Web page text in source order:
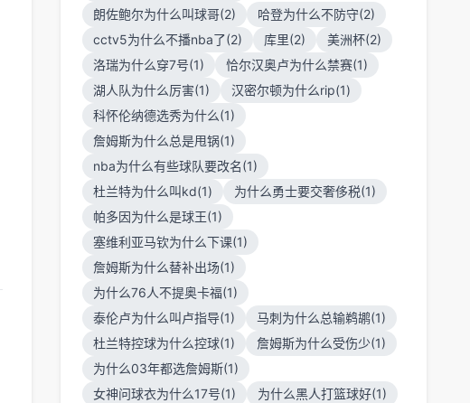
朗佐鲍尔为什么叫球哥(2)
哈登为什么不防守(2)
cctv5为什么不播nba了(2)
库里(2)
美洲杯(2)
洛瑞为什么穿7号(1)
恰尔汉奥卢为什么禁赛(1)
湖人队为什么厉害(1)
汉密尔顿为什么rip(1)
科怀伦纳德选秀为什么(1)
詹姆斯为什么总是甩锅(1)
nba为什么有些球队要改名(1)
杜兰特为什么叫kd(1)
为什么勇士要交奢侈税(1)
帕多因为什么是球王(1)
塞维利亚马钦为什么下课(1)
詹姆斯为什么替补出场(1)
为什么76人不提奥卡福(1)
泰伦卢为什么叫卢指导(1)
马刺为什么总输鹈鹕(1)
杜兰特控球为什么控球(1)
詹姆斯为什么受伤少(1)
为什么03年都选詹姆斯(1)
女神问球衣为什么17号(1)
为什么黑人打篮球好(1)